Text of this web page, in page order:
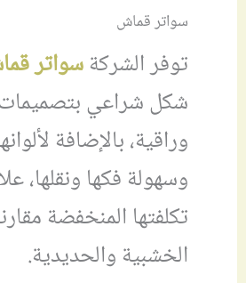
سواتر قماش
توفر الشركةسواتر
شكل شراعي بتصميمات
وراقية، بالإضافة
وسهولة فكها ونقلها،
تكلفتها المنخفضة
الخشبية والحديدية.